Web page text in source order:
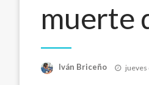
muerte
Iván Briceño jueves